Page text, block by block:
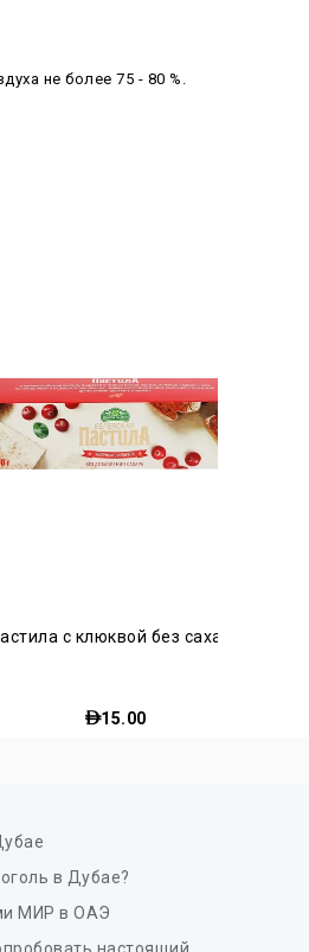
не более 75 - 80 %.
c клюквой без сахара
15.00
в Дубае?
МИР в ОАЭ